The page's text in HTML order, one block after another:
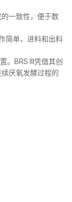
一致性，便于数
简单，进料和出料
。BRS III凭借其创
厌氧发酵过程的